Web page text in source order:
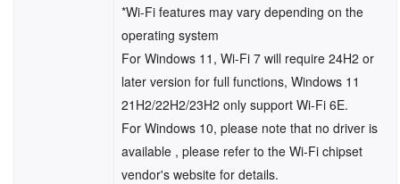
*Wi-Fi features may vary depending on the
operating system
For Windows 11, Wi-Fi 7 will require 24H2 or
later version for full functions, Windows 11
21H2/22H2/23H2 only support Wi-Fi 6E.
For Windows 10, please note that no driver is
available , please refer to the Wi-Fi chipset
vendor's website for details.